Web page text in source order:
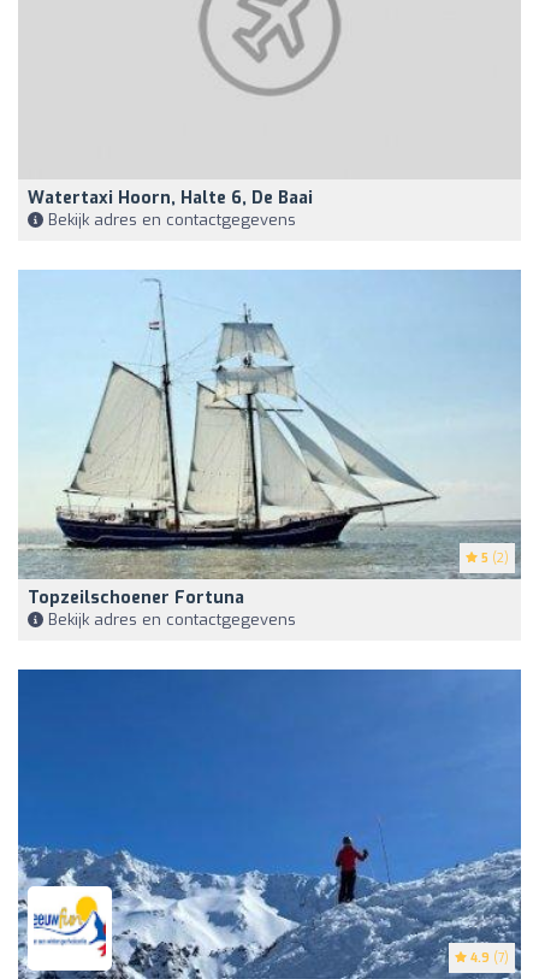
Watertaxi Hoorn, Halte 6, De Baai
Bekijk adres en contactgegevens
5 (2)
Topzeilschoener Fortuna
Bekijk adres en contactgegevens
4.9 (7)